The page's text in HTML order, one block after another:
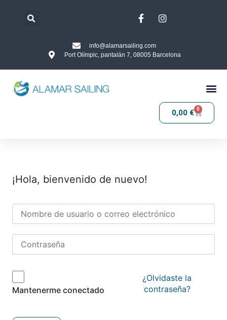
info@alamarsailing.com
Port Olímpic, pantalán 7, 08005 Barcelona
0,00 € 0
¡Hola, bienvenido de nuevo!
Mantenerme conectado
¿Olvidaste la
contraseña?